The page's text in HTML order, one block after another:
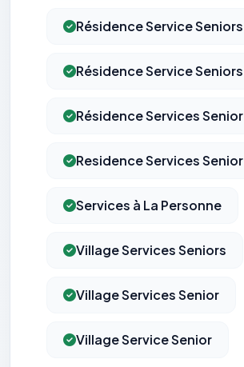
Résidence Service Seniors
Résidence Service Seniors
Résidence Services Senior
Residence Services Senior
Services à La Personne
Village Services Seniors
Village Services Senior
Village Service Senior